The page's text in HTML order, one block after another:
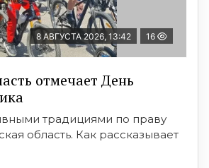
8 АВГУСТА 2026, 13:42 16
отмечает День
традициями по праву
область. Как рассказывает